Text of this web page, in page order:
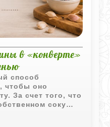
в «конверте»
способ
чтобы оно
За счет того, что
соку
луком внутри
ароматы остаются